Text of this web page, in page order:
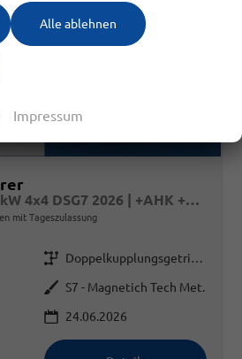
2.0 TSI 204PS/150kW 4x4 DSG7 2026 | +AHK +RFK +El.Hecklappe +CUPRA HD Matrix +NAVI +5J Erw. Garantie - RESERIVERT
mit Tageszulassung
Getriebe
Doppelkupplungsgetriebe (DSG)
Außenfarbe S7 - Magnetich Tech Met.
24.06.2026
Alle ablehnen
Impressum